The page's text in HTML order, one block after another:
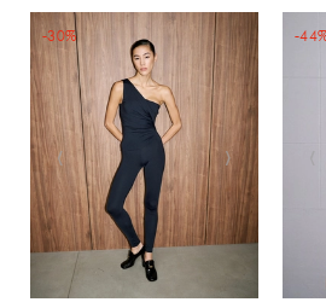
‹ ›
-30%
‹
-